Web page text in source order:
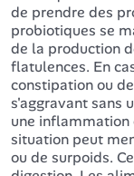
de prendre des
probiotiques se
de la production
flatulences. En
constipation ou
s'aggravant sans
une inflammation
situation peut
ou de surpoids.